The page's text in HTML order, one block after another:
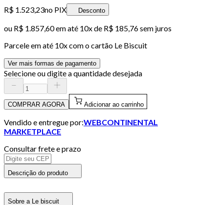
R$ 1.523,23no PIX Desconto
ou R$ 1.857,60em até 10x de R$ 185,76 sem juros
Parcele em até 10x com o cartão Le Biscuit
Ver mais formas de pagamento
Selecione ou digite a quantidade desejada
COMPRAR AGORA Adicionar ao carrinho
Vendido e entregue por:WEBCONTINENTAL
MARKETPLACE
Consultar frete e prazo
Descrição do produto
Sobre a Le biscuit